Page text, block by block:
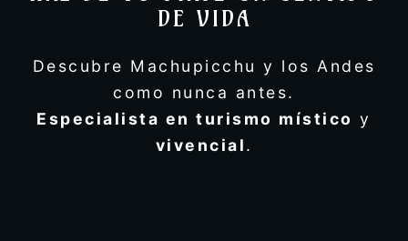
DE VIDA
Descubre Machupicchu y los Andes
como nunca antes.
Especialista en turismo místico y
vivencial.